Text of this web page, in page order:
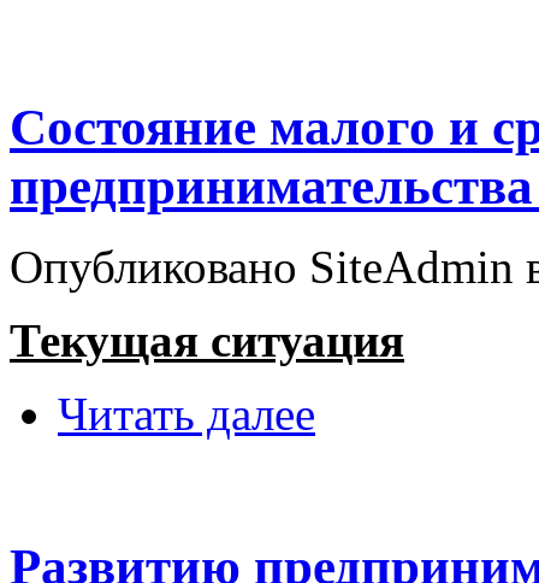
Состояние малого и
Опубликовано SiteAdmin
Текущая ситуация
Читать далее
Развитию